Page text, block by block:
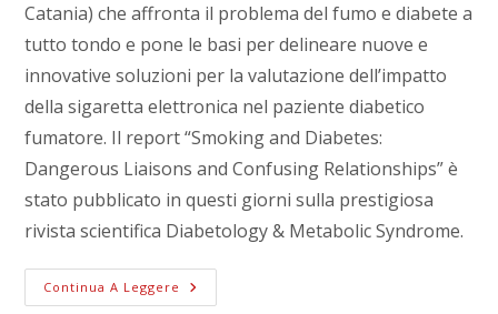
Catania) che affronta il problema del fumo e diabete a
tutto tondo e pone le basi per delineare nuove e
innovative soluzioni per la valutazione dell’impatto
della sigaretta elettronica nel paziente diabetico
fumatore. Il report “Smoking and Diabetes:
Dangerous Liaisons and Confusing Relationships” è
stato pubblicato in questi giorni sulla prestigiosa
rivista scientifica Diabetology & Metabolic Syndrome.
Continua A Leggere